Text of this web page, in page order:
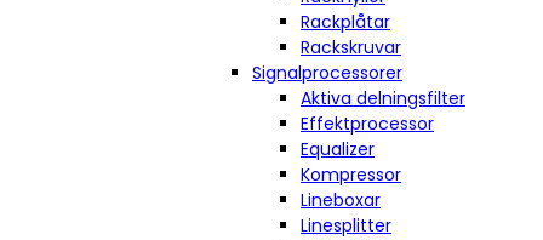
Rackplåtar
Rackskruvar
Signalprocessorer
Aktiva delningsfilter
Effektprocessor
Equalizer
Kompressor
Lineboxar
Linesplitter